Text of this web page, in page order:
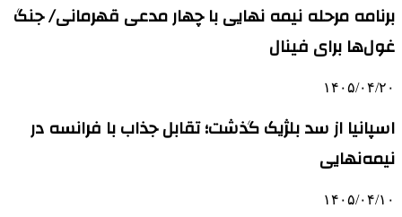
برنامه مرحله نیمه نهایی با چهار مدعی قهرمانی/ جنگ
غول‌ها برای فینال
۱۴۰۵/۰۴/۲۰
اسپانیا از سد بلژیک گذشت؛ تقابل جذاب با فرانسه در
نیمه‌نهایی
۱۴۰۵/۰۴/۱۰